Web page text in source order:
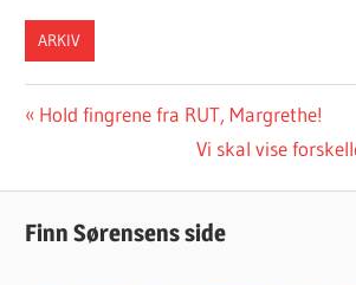
ARKIV
Indlægsnavigation
Previous
Hold fingrene fra RUT, Margrethe!
Next
Vi skal vise
Finn Sørensens side